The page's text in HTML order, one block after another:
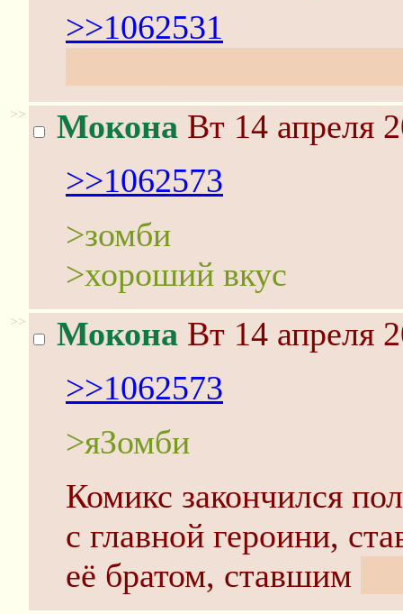
>>1062531
>> Мокона Вт 14 апреля
>>1062573
>зомби
>хороший вкус
>> Мокона Вт 14 апреля
>>1062573
>яЗомби
Комикс закончился
с главной героини,
её братом, ставшим